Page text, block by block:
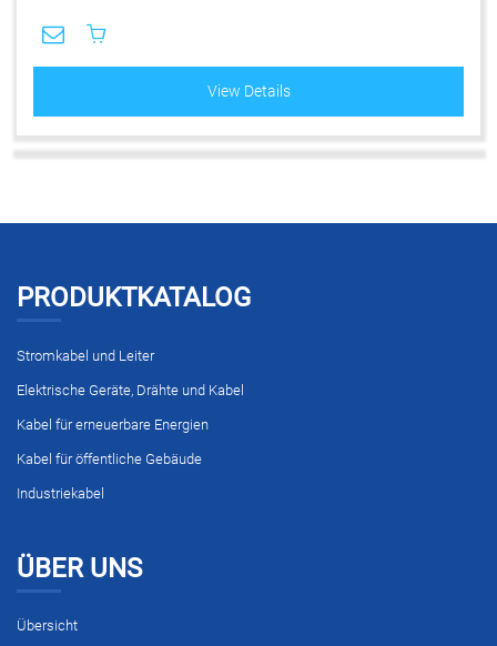
View Details
PRODUKTKATALOG
Stromkabel und Leiter
Elektrische Geräte, Drähte und Kabel
Kabel für erneuerbare Energien
Kabel für öffentliche Gebäude
Industriekabel
ÜBER UNS
Übersicht